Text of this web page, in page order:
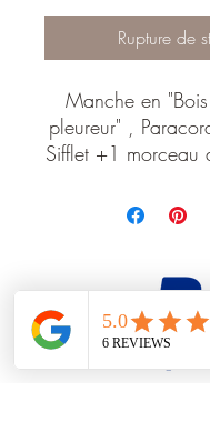
Rupture de
Manche en
pleureur" ,
Sifflet +1 morceau